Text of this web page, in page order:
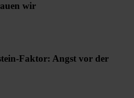
wir
Faktor: Angst vor der